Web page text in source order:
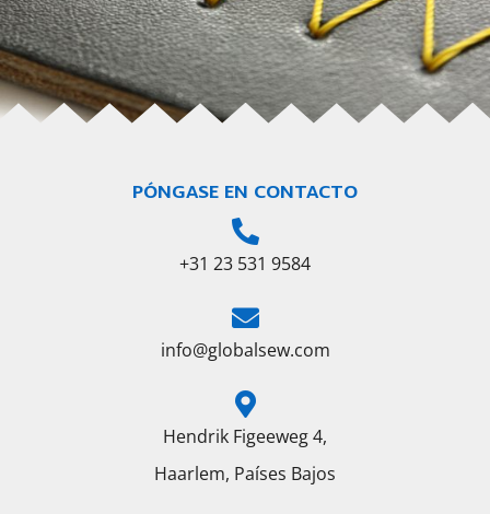
PÓNGASE EN CONTACTO
+31 23 531 9584
info@globalsew.com
Hendrik Figeeweg 4,
Haarlem, Países Bajos